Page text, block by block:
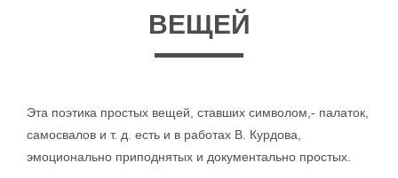
ВЕЩЕЙ
Эта поэтика простых вещей, ставших символом,- палаток,
самосвалов и т. д. есть и в работах В. Курдова,
эмоционально приподнятых и документально простых.